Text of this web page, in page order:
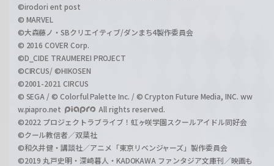
©irodori ent post
© MARVEL
©大森藤ノ・SBクリエイティブ/ダンまち4製作委員会
© 2016 COVER Corp.
©D_CIDE TRAUMEREI PROJECT
©CIRCUS/ ©HIKOSEN
©2001-2021 CIRCUS
© SEGA / © Colorful Palette Inc. / © Crypton Future Media, INC. ww
w.piapro.net
All rights reserved.
©2022 プロジェクトラブライブ！虹ヶ咲学園スクールアイドル同好会
©クール教信者／双葉社
©和久井健・講談社／アニメ「東京リベンジャーズ」製作委員会
©2019 丸戸史明・深崎暮人・KADOKAWA ファンタジア文庫刊／映画も